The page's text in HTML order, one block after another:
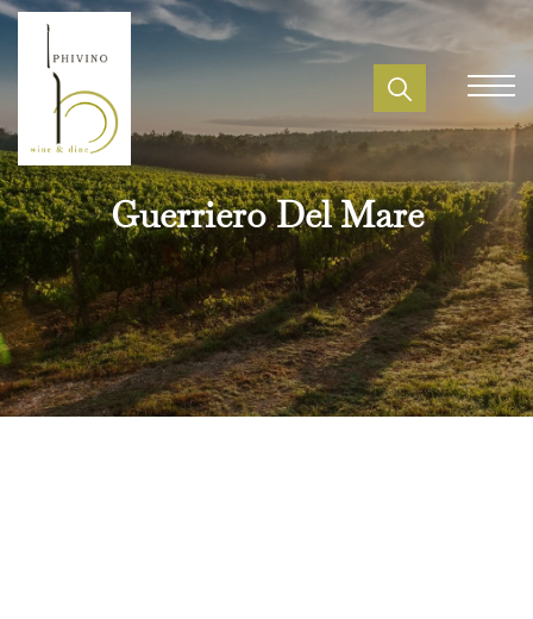
Guerriero Del Mare